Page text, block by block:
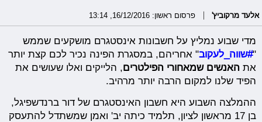
אלעד מרקוביץ' פרסום ראשון: 16/12/2016, 13:14
מדי שבוע נמליץ על חשבונות אינסטגרם מושקעים שממש
"#שווה_לעקוב" אחריהם, במסגרת הפינה נכיר לכם קצת יותר
אתהאנשים שמאחורי הפילטרים, הלייקים ואלו שעושים את
הפיד שלנו למקום הרבה יותר מרהיב.
ההמלצה השבוע היא חשבון האינסטגרם של דור ברנדשפיגל,
בן 17 מראשון לציון, תלמיד כיתה יב' ואמן שמשתדל להתעסק